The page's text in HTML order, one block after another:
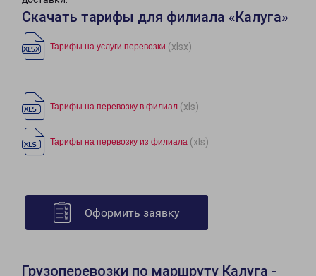
Скачать тарифы для филиала «Калуга»
Тарифы на услуги перевозки (xlsx)
Тарифы на перевозку в филиал (xls)
Тарифы на перевозку из филиала (xls)
Оформить заявку
Грузоперевозки по маршруту Калуга -